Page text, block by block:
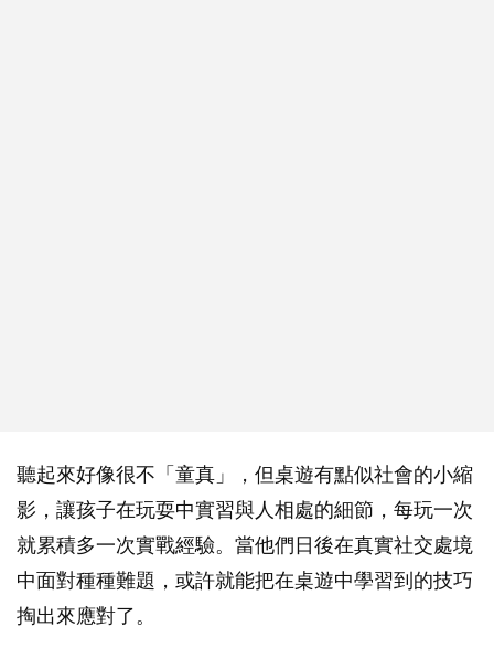
聽起來好像很不「童真」，但桌遊有點似社會的小縮
影，讓孩子在玩耍中實習與人相處的細節，每玩一次
就累積多一次實戰經驗。當他們日後在真實社交處境
中面對種種難題，或許就能把在桌遊中學習到的技巧
掏出來應對了。